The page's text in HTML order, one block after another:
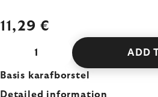
11,29 €
ADD
Basis karafborstel
Detailed information